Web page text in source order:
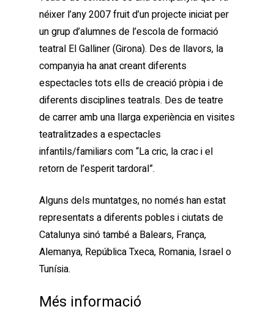
néixer l’any 2007 fruit d’un projecte iniciat per
un grup d’alumnes de l’escola de formació
teatral El Galliner (Girona). Des de llavors, la
companyia ha anat creant diferents
espectacles tots ells de creació pròpia i de
diferents disciplines teatrals. Des de teatre
de carrer amb una llarga experiència en visites
teatralitzades a espectacles
infantils/familiars com “La cric, la crac i el
retorn de l’esperit tardoral”.
Alguns dels muntatges, no només han estat
representats a diferents pobles i ciutats de
Catalunya sinó també a Balears, França,
Alemanya, República Txeca, Romania, Israel o
Tunísia.
Més informació